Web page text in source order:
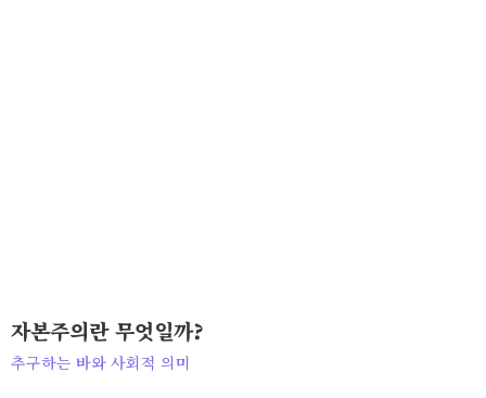
자본주의란 무엇일까?
추구하는 바와 사회적 의미